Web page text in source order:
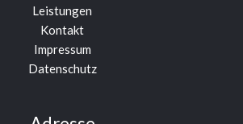
Leistungen
Kontakt
Impressum
Datenschutz